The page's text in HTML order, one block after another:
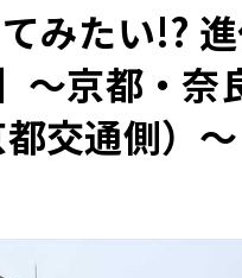
ルノー
・ロメオ
フェラーリ
ギーニ
マセラティ
ー
ケータハム
ホイールカタログ
タイヤ特集 ル・ボ
みたい!?
～京都・奈
交通側）～